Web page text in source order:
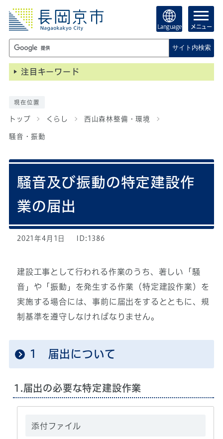
Language メニュー
サイト内検索
注目キーワード
現在位置
トップ くらし 西山森林整備・環境
騒音・振動
騒音及び振動の特定建設作
業の届出
2021年4月1日 ID:1386
建設工事として行われる作業のうち、著しい「騒
音」や「振動」を発生する作業（特定建設作業）を
実施する場合には、事前に届出をするとともに、規
制基準を遵守しなければなりません。
1 届出について
1.届出の必要な特定建設作業
添付ファイル